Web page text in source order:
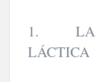
1. LA
LÁCTICA